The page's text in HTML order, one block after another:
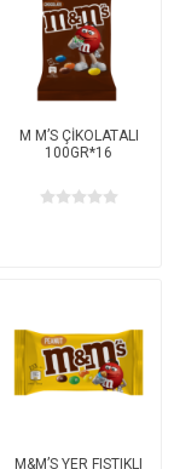
M M’S ÇİKOLATALI
100GR*16
M&M’S YER FISTIKLI